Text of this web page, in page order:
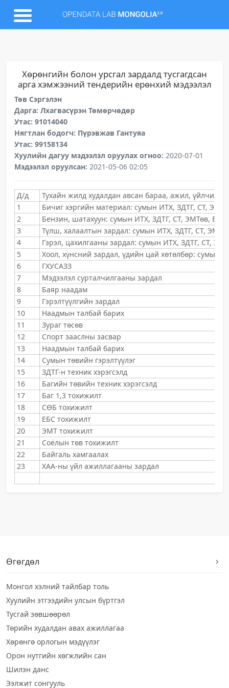
Хөрөнгийн болон урсгал зардалд тусгагдсан
арга хэмжээний тендерийн ерөнхий мэдээлэл
Төв Сэргэлэн
Дарга: Лхагвасүрэн Төмөрчөдөр
Утас: 91014040
Нягтлан бодогч: Пүрэвжав Гантуяа
Утас: 99158134
Хуулийн дагуу мэдээлэл оруулах огноо: 2020-07-01
Мэдээлэл оруулсан: 2021-05-06 02:05
Д/д
Тухайн жилд худалдан авсан бараа, ажил,
1
Бичиг хэргийн материал: сумын ИТХ, ЗДТГ, СТ,
2
Бензин, шатахуун: сумын ИТХ, ЗДТГ, СТ, ЭМТөв, ЕБС,
3
Түлш, халаалтын зардал: сумын ИТХ, ЗДТГ, СТ,
4
Гэрэл, цахилгааны зардал: сумын ИТХ, ЗДТГ, СТ,
5
Хоол, хүнсний зардал, үдийн цай хөтөлбөр: сумын
6
ГХУСАЗЗ
7
Мэдээлэл сурталчилгааны зардал
8
Баяр наадам
9
Гэрэлтүүлгийн зардал
10
Наадмын талбай барих
11
Зураг төсөв
12
Спорт зааслны засвар
13
Наадмын талбай барих
14
Сумын төвийн гэрэлтүүлэг
15
ЗДТГ-н техник хэрэгсэлд
16
Багийн төвийн техник хэрэгсэлд
17
Баг 1,3 тохижилт
18
СӨБ тохижилт
19
ЕБС тохижилт
20
ЭМТ тохижилт
21
Соёлын төв тохижилт
22
Байгаль хамгаалах
23
ХАА-ны үйл ажиллагааны зардал
Өгөгдөл
Монгол хэлний тайлбар толь
Хуулийн этгээдийн улсын бүртгэл
Тусгай зөвшөөрөл
Төрийн худалдан авах ажиллагаа
Хөрөнгө орлогын мэдүүлэг
Орон нутгийн хөгжлийн сан
Шилэн данс
Ээлжит сонгууль